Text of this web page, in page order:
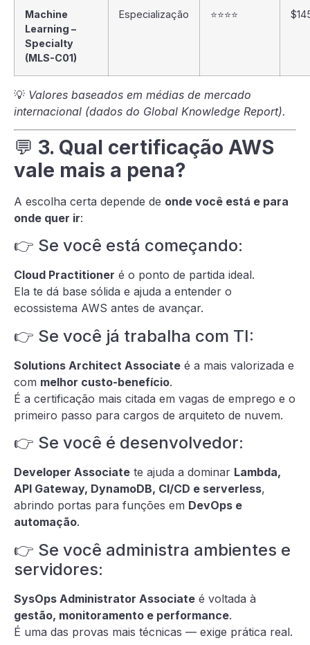
Machine
Learning –
Specialty
(MLS-C01)
Especialização ⭐⭐⭐⭐
💡 Valores baseados em médias de mercado
internacional (dados do Global Knowledge Report).
💬 3. Qual certificação AWS
vale mais a pena?
A escolha certa depende de onde você está e para
onde quer ir:
👉 Se você está começando:
Cloud Practitioner é o ponto de partida ideal.
Ela te dá base sólida e ajuda a entender o
ecossistema AWS antes de avançar.
👉 Se você já trabalha com TI:
Solutions Architect Associate é a mais valorizada e
com melhor custo-benefício.
É a certificação mais citada em vagas de emprego e o
primeiro passo para cargos de arquiteto de nuvem.
👉 Se você é desenvolvedor:
Developer Associate te ajuda a dominar Lambda,
API Gateway, DynamoDB, CI/CD e serverless,
abrindo portas para funções em DevOps e
automação.
👉 Se você administra ambientes e
servidores:
SysOps Administrator Associate é voltada à
gestão, monitoramento e performance.
É uma das provas mais técnicas — exige prática real.